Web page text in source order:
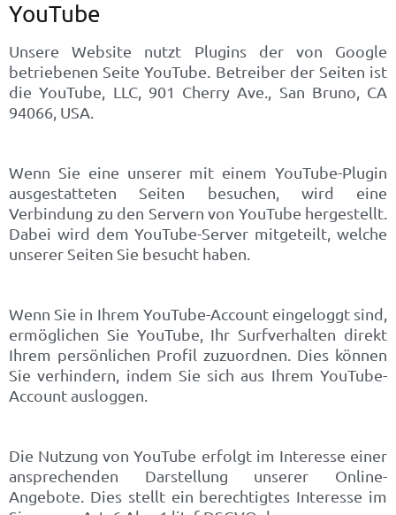
YouTube
Unsere Website nutzt Plugins der von Google
betriebenen Seite YouTube. Betreiber der Seiten ist
die YouTube, LLC, 901 Cherry Ave., San Bruno, CA
94066, USA.
Wenn Sie eine unserer mit einem YouTube-Plugin
ausgestatteten Seiten besuchen, wird eine
Verbindung zu den Servern von YouTube hergestellt.
Dabei wird dem YouTube-Server mitgeteilt, welche
unserer Seiten Sie besucht haben.
Wenn Sie in Ihrem YouTube-Account eingeloggt sind,
ermöglichen Sie YouTube, Ihr Surfverhalten direkt
Ihrem persönlichen Profil zuzuordnen. Dies können
Sie verhindern, indem Sie sich aus Ihrem YouTube-
Account ausloggen.
Die Nutzung von YouTube erfolgt im Interesse einer
ansprechenden Darstellung unserer Online-
Angebote. Dies stellt ein berechtigtes Interesse im